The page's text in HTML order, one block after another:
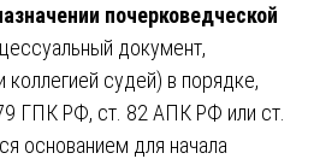
почерковедческой
документ,
судей) в порядке,
ГПК РФ, ст. 82 АПК РФ или ст.
основанием для начала